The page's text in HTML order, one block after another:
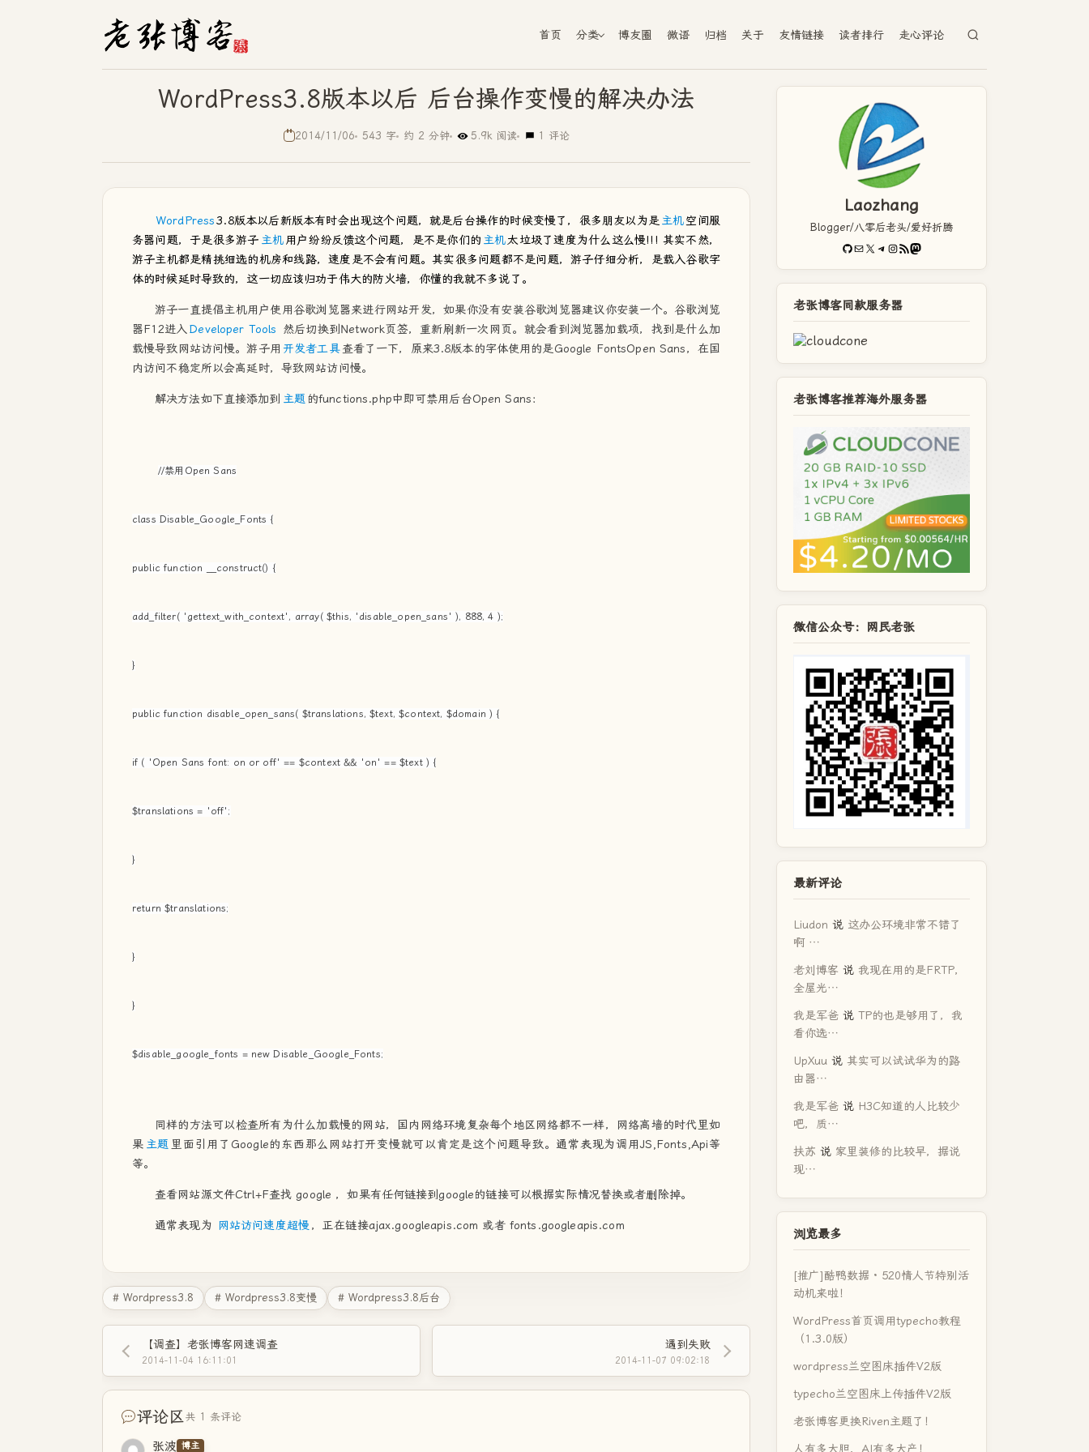
首页 分类 博友圈 微语 归档 关于 友情链接 读者排行 走心评论
WordPress3.8版本以后 后台操作变慢的解决办法
2014/11/06 543 字 约 2 分钟 5.9k 阅读 1 评论
WordPress 3.8版本以后新版本有时会出现这个问题，就是后台操作的时候变慢了，很多朋友以为是 主机空间服
务器问题，于是很多游子 主机 用户纷纷反馈这个问题，是不是你们的 主机太垃圾了速度为什么这么慢!!! 其实不然，
游子主机都是精挑细选的机房和线路，速度是不会有问题。其实很多问题都不是问题，游子仔细分析，是载入谷歌字
体的时候延时导致的，这一切应该归功于伟大的防火墙，你懂的我就不多说了。
游子一直提倡主机用户使用谷歌浏览器来进行网站开发，如果你没有安装谷歌浏览器建议你安装一个。谷歌浏览
器F12进入 Developer Tools
然后切换到Network页签，重新刷新一次网页。就会看到浏览器加载项，找到是什么加
载慢导致网站访问慢。游子用 开发者工具 查看了一下，原来3.8版本的字体使用的是Google FontsOpen Sans，在国
内访问不稳定所以会高延时，导致网站访问慢。
解决方法如下直接添加到 主题 的functions.php中即可禁用后台Open Sans：
//禁用Open Sans
class Disable_Google_Fonts {
public function __construct() {
add_filter( 'gettext_with_context', array( $this, 'disable_open_sans' ), 888, 4 );
}
public function disable_open_sans( $translations, $text, $context, $domain ) {
if ( 'Open Sans font: on or off' == $context && 'on' == $text ) {
$translations = 'off';
}
return $translations;
}
}
$disable_google_fonts = new Disable_Google_Fonts;
同样的方法可以检查所有为什么加载慢的网站，国内网络环境复杂每个地区网络都不一样，网络高墙的时代里如
果 主题 里面引用了Google的东西那么网站打开变慢就可以肯定是这个问题导致。通常表现为调用JS,Fonts,Api等
等。
查看网站源文件Ctrl+F查找 google ，如果有任何链接到google的链接可以根据实际情况替换或者删除掉。
通常表现为 网站访问速度超慢 ，正在链接ajax.googleapis.com 或者 fonts.googleapis.com
# Wordpress3.8 # Wordpress3.8变慢 # Wordpress3.8后台
【调查】老张博客网速调查
2014-11-04 16:11:01
遇到失败
2014-11-07 09:02:18
评论区共 1 条评论
张波 博主
Laozhang
Blogger/八零后老头/爱好折腾
GitHub
电子邮件X Telegram
Instagram
RSS FeedMastodon
老张博客同款服务器
老张博客推荐海外服务器
微信公众号：网民老张
最新评论
Liudon 说 这办公环境非常不错了
啊 …
老刘博客 说 我现在用的是FRTP，
全屋光…
我是军爸 说 TP的也是够用了，我
看你选…
UpXuu 说 其实可以试试华为的路
由器…
我是军爸 说 H3C知道的人比较少
吧，质…
扶苏 说 家里装修的比较早，据说
现…
浏览最多
[推广]酷鸭数据 · 520情人节特别活
动机来啦！
WordPress首页调用typecho教程
（1.3.0版）
wordpress兰空图床插件V2版
typecho兰空图床上传插件V2版
老张博客更换Riven主题了！
人有多大胆，AI有多大产！